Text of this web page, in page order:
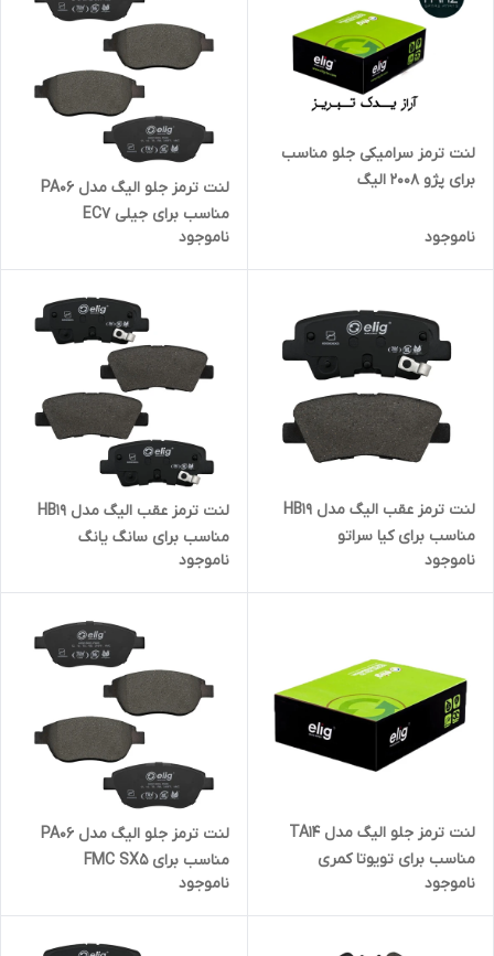
لنت ترمز سرامیکی جلو مناسب
برای پژو 2008 الیگ
ناموجود
لنت ترمز جلو الیگ مدل PA06
مناسب برای جیلی EC7
ناموجود
لنت ترمز عقب الیگ مدل HB19
مناسب برای کیا سراتو
ناموجود
لنت ترمز عقب الیگ مدل HB19
مناسب برای سانگ یانگ
نیوکوراندو
ناموجود
لنت ترمز جلو الیگ مدل TA14
مناسب برای تویوتا کمری
ناموجود
لنت ترمز جلو الیگ مدل PA06
مناسب برای FMC SX5
ناموجود